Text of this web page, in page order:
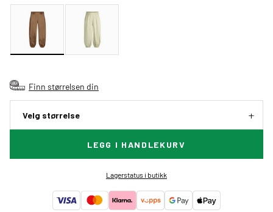
Finn størrelsen din
Velg størrelse
LEGG I HANDLEKURV
Lagerstatus i butikk